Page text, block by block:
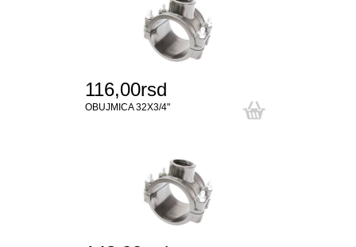
116,00rsd
OBUJMICA 32X3/4"